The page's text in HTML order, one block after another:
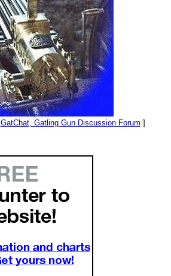
GatChat, Gatling Gun Discussion Forum ]